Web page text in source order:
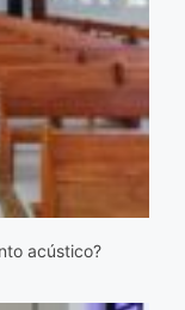
acústico?